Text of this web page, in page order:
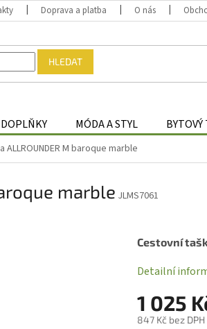
Doprava a platba O nás
HLEDAT
MÓDA A STYL
M baroque marble
marble JLMS7061
1 025
847 Kč bez DPH
Cestovní
Detailní